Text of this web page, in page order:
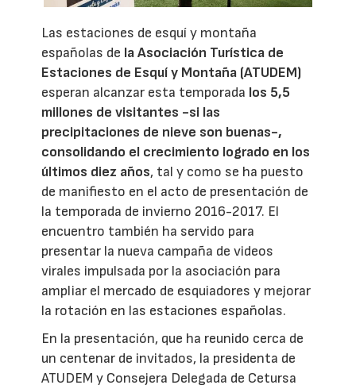
Las estaciones de esquí y montaña
españolas de la Asociación Turística de
Estaciones de Esquí y Montaña (ATUDEM)
esperan alcanzar esta temporada los 5,5
millones de visitantes -si las
precipitaciones de nieve son buenas-,
consolidando el crecimiento logrado en los
últimos diez años, tal y como se ha puesto
de manifiesto en el acto de presentación de
la temporada de invierno 2016-2017. El
encuentro también ha servido para
presentar la nueva campaña de videos
virales impulsada por la asociación para
ampliar el mercado de esquiadores y mejorar
la rotación en las estaciones españolas.
En la presentación, que ha reunido cerca de
un centenar de invitados, la presidenta de
ATUDEM y Consejera Delegada de Cetursa